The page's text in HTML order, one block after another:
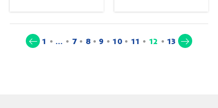
1 … 7 8 9 10 11 12 (current)
13